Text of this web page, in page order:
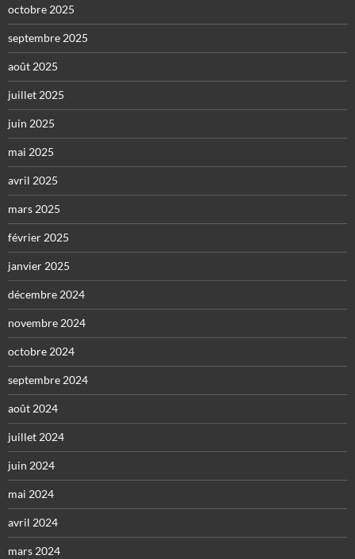
octobre 2025
septembre 2025
août 2025
juillet 2025
juin 2025
mai 2025
avril 2025
mars 2025
février 2025
janvier 2025
décembre 2024
novembre 2024
octobre 2024
septembre 2024
août 2024
juillet 2024
juin 2024
mai 2024
avril 2024
mars 2024